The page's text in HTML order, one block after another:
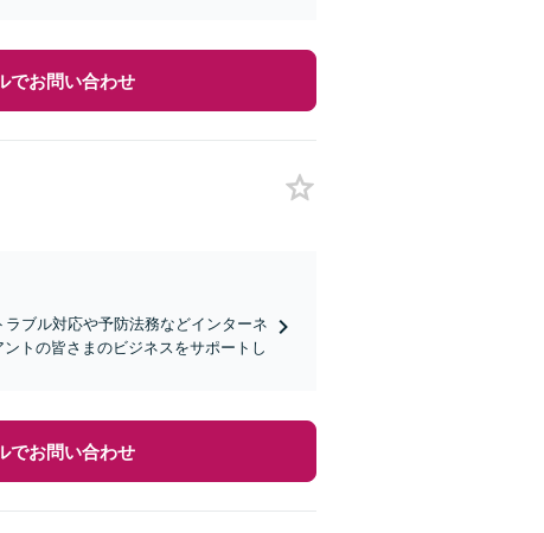
でお問い合わせ
ブル対応や予防法務などインターネ
トの皆さまのビジネスをサポートし
でお問い合わせ